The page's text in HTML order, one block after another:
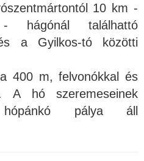
10 km -
találhattó
a Gyilkos-tó közötti
400 m, felvonókkal és
A hó szeremeseinek
pálya áll